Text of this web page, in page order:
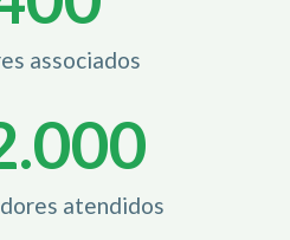
associados
atendidos